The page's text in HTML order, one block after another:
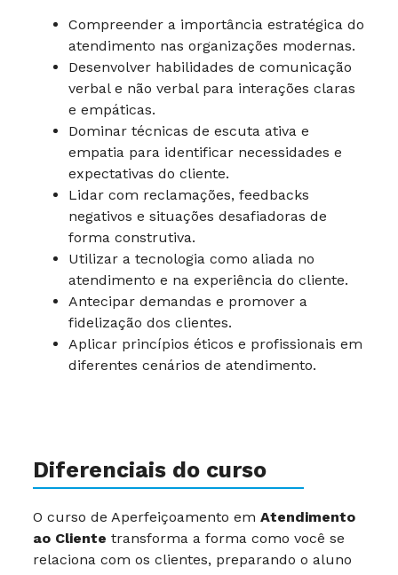
Compreender a importância estratégica do
atendimento nas organizações modernas.
Desenvolver habilidades de comunicação
verbal e não verbal para interações claras
e empáticas.
Dominar técnicas de escuta ativa e
empatia para identificar necessidades e
expectativas do cliente.
Lidar com reclamações, feedbacks
negativos e situações desafiadoras de
forma construtiva.
Utilizar a tecnologia como aliada no
atendimento e na experiência do cliente.
Antecipar demandas e promover a
fidelização dos clientes.
Aplicar princípios éticos e profissionais em
diferentes cenários de atendimento.
Diferenciais do curso
O curso de Aperfeiçoamento em Atendimento
ao Cliente transforma a forma como você se
relaciona com os clientes, preparando o aluno